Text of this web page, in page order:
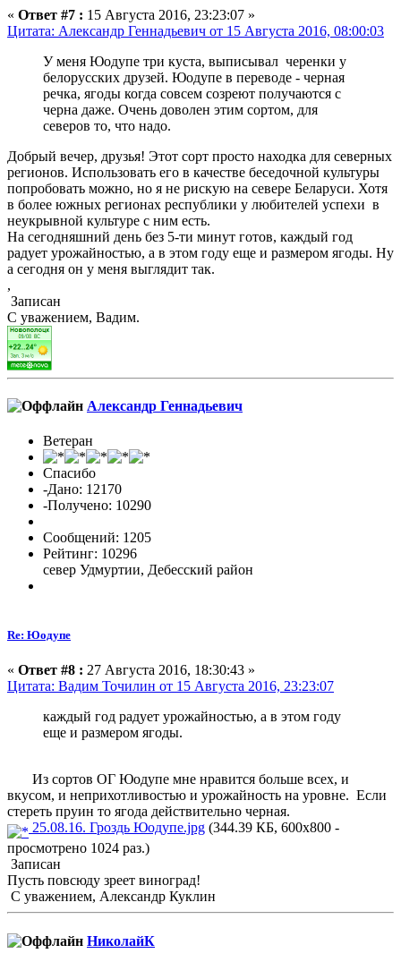
« Ответ #7 : 15 Августа 2016, 23:23:07 »
Цитата: Александр Геннадьевич от 15 Августа 2016, 08:00:03
У меня Юодупе три куста, выписывал черенки у
белорусских друзей. Юодупе в переводе - черная
речка, ягоды когда совсем созреют получаются с
черна даже. Очень доволен этим сортом, для
северов то, что надо.
Добрый вечер, друзья! Этот сорт просто находка для северных
регионов. Использовать его в качестве беседочной культуры
попробовать можно, но я не рискую на севере Беларуси. Хотя
в более южных регионах республики у любителей успехи в
неукрывной культуре с ним есть.
На сегодняшний день без 5-ти минут готов, каждый год
радует урожайностью, а в этом году еще и размером ягоды. Ну
а сегодня он у меня выглядит так.
,
Записан
С уважением, Вадим.
Александр Геннадьевич
Ветеран
Спасибо
-Дано: 12170
-Получено: 10290
Сообщений: 1205
Рейтинг: 10296
север Удмуртии, Дебесский район
Re: Юодупе
« Ответ #8 : 27 Августа 2016, 18:30:43 »
Цитата: Вадим Точилин от 15 Августа 2016, 23:23:07
каждый год радует урожайностью, а в этом году
еще и размером ягоды.
Из сортов ОГ Юодупе мне нравится больше всех, и
вкусом, и неприхотливостью и урожайность на уровне. Если
стереть пруин то ягода действительно черная.
25.08.16. Гроздь Юодупе.jpg (344.39 КБ, 600x800 -
просмотрено 1024 раз.)
Записан
Пусть повсюду зреет виноград!
С уважением, Александр Куклин
НиколайК